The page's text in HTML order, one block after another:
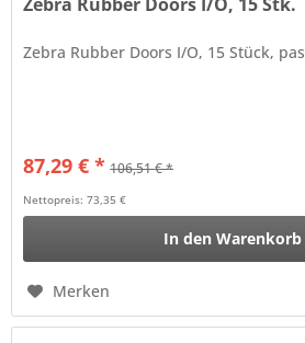
Zebra Rubber Doors I/O, 15 Stück,
87,29 € * 106,51 € *
Nettopreis: 73,35 €
In den Warenkorb
Merken